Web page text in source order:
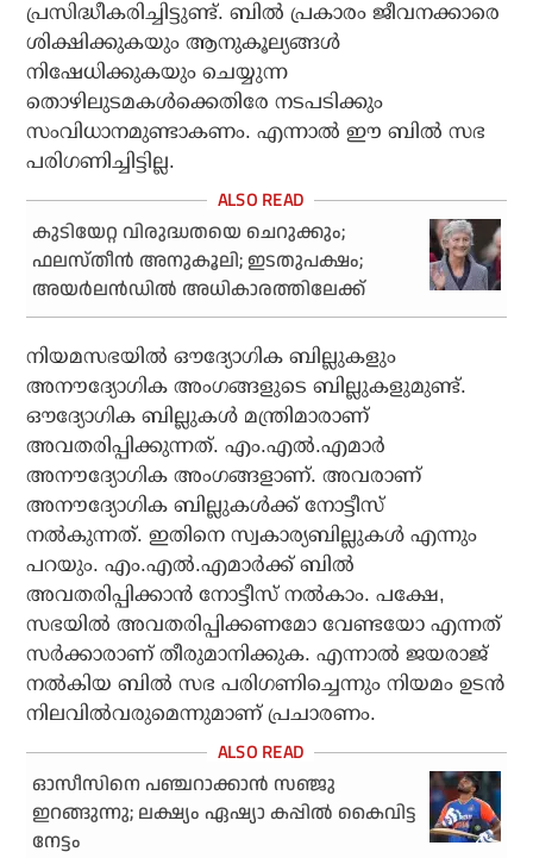
പ്രസിദ്ധീകരിച്ചിട്ടുണ്ട്. ബില്‍ പ്രകാരം ജീവനക്കാരെ
ശിക്ഷിക്കുകയും ആനുകൂല്യങ്ങള്‍
നിഷേധിക്കുകയും ചെയ്യുന്ന
തൊഴിലുടമകള്‍ക്കെതിരേ നടപടിക്കും
സംവിധാനമുണ്ടാകണം. എന്നാല്‍ ഈ ബില്‍ സഭ
പരിഗണിച്ചിട്ടില്ല.
കുടിയേറ്റ വിരുദ്ധതയെ ചെറുക്കും;
ഫലസ്തീൻ അനുകൂലി; ഇടതുപക്ഷം;
അയർലൻഡിൽ അധികാരത്തിലേക്ക്
നിയമസഭയില്‍ ഔദ്യോഗിക ബില്ലുകളും
അനൗദ്യോഗിക അംഗങ്ങളുടെ ബില്ലുകളുമുണ്ട്.
ഔദ്യോഗിക ബില്ലുകള്‍ മന്ത്രിമാരാണ്
അവതരിപ്പിക്കുന്നത്. എം.എല്‍.എമാര്‍
അനൗദ്യോഗിക അംഗങ്ങളാണ്. അവരാണ്
അനൗദ്യോഗിക ബില്ലുകള്‍ക്ക് നോട്ടീസ്
നല്‍കുന്നത്. ഇതിനെ സ്വകാര്യബില്ലുകള്‍ എന്നും
പറയും. എം.എല്‍.എമാര്‍ക്ക് ബില്‍
അവതരിപ്പിക്കാന്‍ നോട്ടീസ് നല്‍കാം. പക്ഷേ,
സഭയില്‍ അവതരിപ്പിക്കണമോ വേണ്ടയോ എന്നത്
സര്‍ക്കാരാണ് തീരുമാനിക്കുക. എന്നാല്‍ ജയരാജ്
നല്‍കിയ ബില്‍ സഭ പരിഗണിച്ചെന്നും നിയമം ഉടന്‍
നിലവില്‍വരുമെന്നുമാണ് പ്രചാരണം.
ഓസീസിനെ പഞ്ചറാക്കാന്‍ സഞ്ജു
ഇറങ്ങുന്നു; ലക്ഷ്യം ഏഷ്യാ കപ്പില്‍ കൈവിട്ട
നേട്ടം